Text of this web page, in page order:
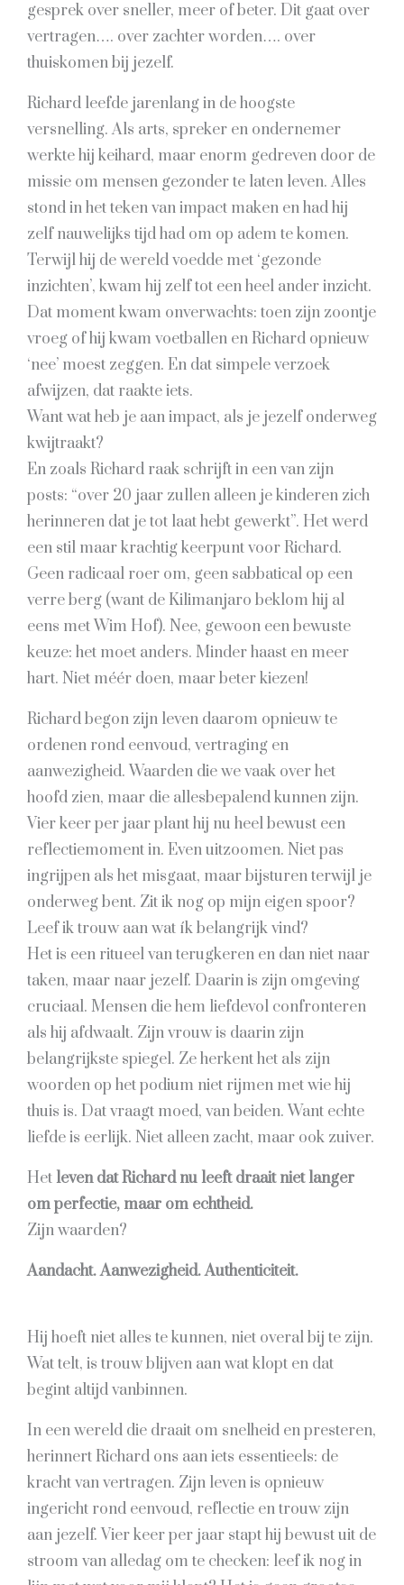
gesprek over sneller, meer of beter. Dit gaat over
vertragen…. over zachter worden…. over
thuiskomen bij jezelf.
Richard leefde jarenlang in de hoogste
versnelling. Als arts, spreker en ondernemer
werkte hij keihard, maar enorm gedreven door de
missie om mensen gezonder te laten leven. Alles
stond in het teken van impact maken en had hij
zelf nauwelijks tijd had om op adem te komen.
Terwijl hij de wereld voedde met ‘gezonde
inzichten’, kwam hij zelf tot een heel ander inzicht.
Dat moment kwam onverwachts: toen zijn zoontje
vroeg of hij kwam voetballen en Richard opnieuw
‘nee’ moest zeggen. En dat simpele verzoek
afwijzen, dat raakte iets.
Want wat heb je aan impact, als je jezelf onderweg
kwijtraakt?
En zoals Richard raak schrijft in een van zijn
posts: “over 20 jaar zullen alleen je kinderen zich
herinneren dat je tot laat hebt gewerkt”. Het werd
een stil maar krachtig keerpunt voor Richard.
Geen radicaal roer om, geen sabbatical op een
verre berg (want de Kilimanjaro beklom hij al
eens met Wim Hof). Nee, gewoon een bewuste
keuze: het moet anders. Minder haast en meer
hart. Niet méér doen, maar beter kiezen!
Richard begon zijn leven daarom opnieuw te
ordenen rond eenvoud, vertraging en
aanwezigheid. Waarden die we vaak over het
hoofd zien, maar die allesbepalend kunnen zijn.
Vier keer per jaar plant hij nu heel bewust een
reflectiemoment in. Even uitzoomen. Niet pas
ingrijpen als het misgaat, maar bijsturen terwijl je
onderweg bent. Zit ik nog op mijn eigen spoor?
Leef ik trouw aan wat ík belangrijk vind?
Het is een ritueel van terugkeren en dan niet naar
taken, maar naar jezelf. Daarin is zijn omgeving
cruciaal. Mensen die hem liefdevol confronteren
als hij afdwaalt. Zijn vrouw is daarin zijn
belangrijkste spiegel. Ze herkent het als zijn
woorden op het podium niet rijmen met wie hij
thuis is. Dat vraagt moed, van beiden. Want echte
liefde is eerlijk. Niet alleen zacht, maar ook zuiver.
Hetleven dat Richard nu leeft draait niet langer
om perfectie, maar om echtheid.
Zijn waarden?
Aandacht. Aanwezigheid. Authenticiteit.
Hij hoeft niet alles te kunnen, niet overal bij te zijn.
Wat telt, is trouw blijven aan wat klopt en dat
begint altijd vanbinnen.
In een wereld die draait om snelheid en presteren,
herinnert Richard ons aan iets essentieels: de
kracht van vertragen. Zijn leven is opnieuw
ingericht rond eenvoud, reflectie en trouw zijn
aan jezelf. Vier keer per jaar stapt hij bewust uit de
stroom van alledag om te checken: leef ik nog in